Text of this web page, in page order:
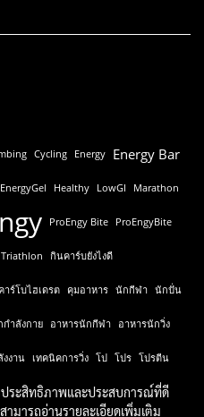
Cycling Energy Energy Bar
EnergyGel Healthy LowGI Marathon
ProEngy Bite ProEngyBite
Triathlon กินคาร์บยังไงดี
คาร์โบไฮเดรต คุมอาหาร นักกีฬา นักปั่น
กำลังกาย อาหารนักกีฬา อาหารนักวิ่ง
งงาน เทคนิคการวิ่ง โป โปร โปรตีน
ประสิทธิภาพและประสบการณ์ที่ดี
ามารถอ่านรายละเอียดเพิ่มเติม